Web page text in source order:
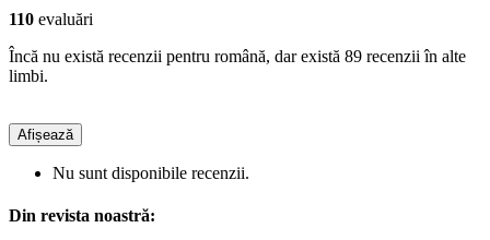
110 evaluări
Încă nu există recenzii pentru română, dar există 89 recenzii în alte
limbi.
Afișează
Nu sunt disponibile recenzii.
Din revista noastră: